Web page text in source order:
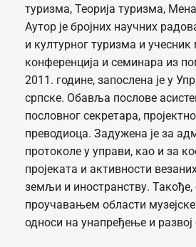
туризма, Теорија туризма,
Аутор је бројних научних
и културног туризма и
конференција и семинара из
2011. године, запослена је у
српске. Обавља послове
пословног секретара,
преводиоца. Задужена је за
протоколе у управи, као и за
пројеката и активности
земљи и иностранству. Такође,
проучавањем области
односи на унапређење и